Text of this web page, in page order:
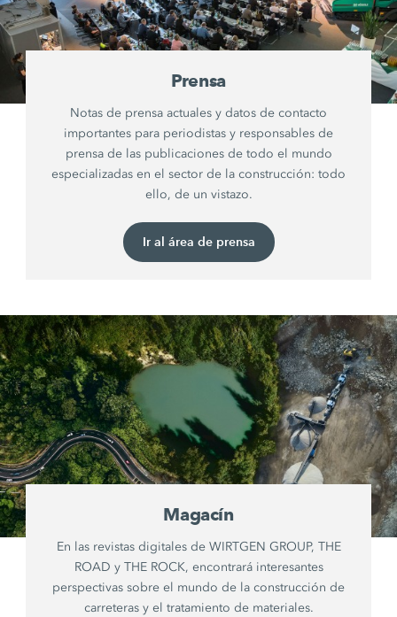
Prensa
Notas de prensa actuales y datos de contacto
importantes para periodistas y responsables de
prensa de las publicaciones de todo el mundo
especializadas en el sector de la construcción: todo
ello, de un vistazo.
Ir al área de prensa
Magacín
En las revistas digitales de WIRTGEN GROUP, THE
ROAD y THE ROCK, encontrará interesantes
perspectivas sobre el mundo de la construcción de
carreteras y el tratamiento de materiales.